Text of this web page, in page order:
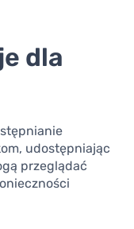
dla
udostępniając
przeglądać